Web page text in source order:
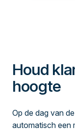
Houd
hoogte
Op de dag van
automatisch een